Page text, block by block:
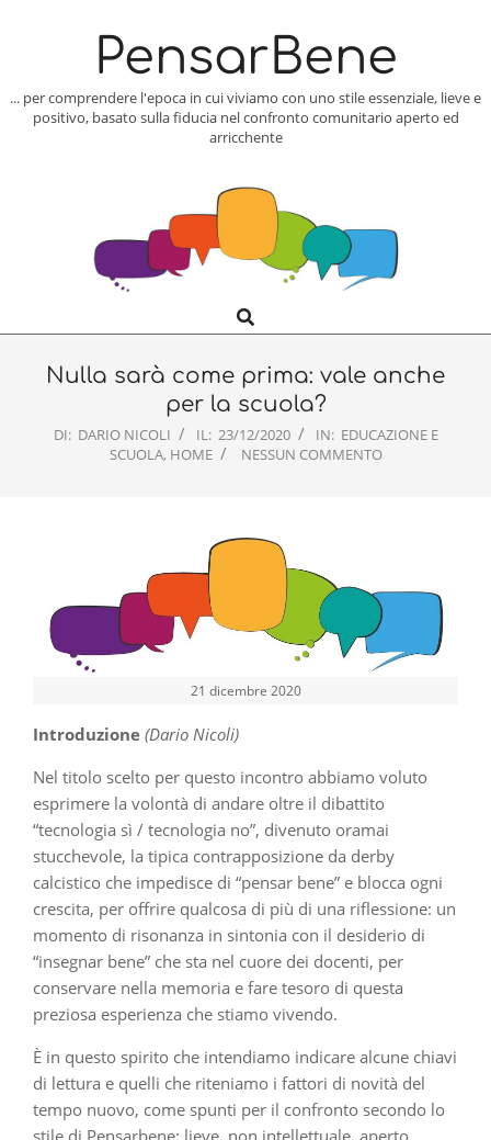
PensarBene
... per comprendere l'epoca in cui viviamo con uno stile essenziale, lieve e
positivo, basato sulla fiducia nel confronto comunitario aperto ed
arricchente
Navigation
Search
Nulla sarà come prima: vale anche
per la scuola?
DI: DARIO NICOLI IL: 23/12/2020 IN: EDUCAZIONE E
SCUOLA, HOME NESSUN COMMENTO
21 dicembre 2020
Introduzione (Dario Nicoli)
Nel titolo scelto per questo incontro abbiamo voluto
esprimere la volontà di andare oltre il dibattito
“tecnologia sì / tecnologia no”, divenuto oramai
stucchevole, la tipica contrapposizione da derby
calcistico che impedisce di “pensar bene” e blocca ogni
crescita, per offrire qualcosa di più di una riflessione: un
momento di risonanza in sintonia con il desiderio di
“insegnar bene” che sta nel cuore dei docenti, per
conservare nella memoria e fare tesoro di questa
preziosa esperienza che stiamo vivendo.
È in questo spirito che intendiamo indicare alcune chiavi
di lettura e quelli che riteniamo i fattori di novità del
tempo nuovo, come spunti per il confronto secondo lo
stile di Pensarbene: lieve, non intellettuale, aperto.